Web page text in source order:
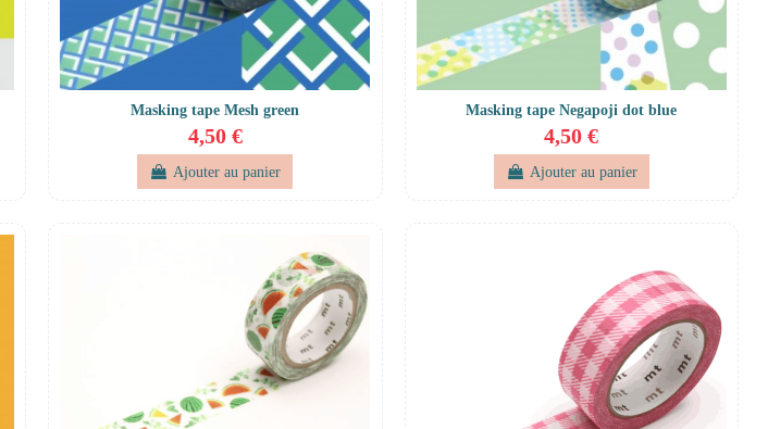
Masking tape Mesh green
4,50 €
Ajouter au panier
Masking tape Negapoji dot blue
4,50 €
Ajouter au panier